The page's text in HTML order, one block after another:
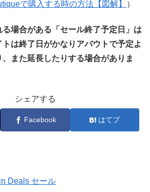
で購入する時の方法【図解】 ）
る場合がある「セール終了予定日」は
トは終了日がかなりアバウトで予定よ
また延長したりする場合がありま
シェアする
Facebook はてブ
Deals セール